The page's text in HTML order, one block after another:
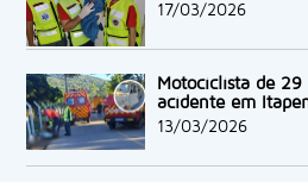
17/03/2026
Motociclista de
acidente em
13/03/2026